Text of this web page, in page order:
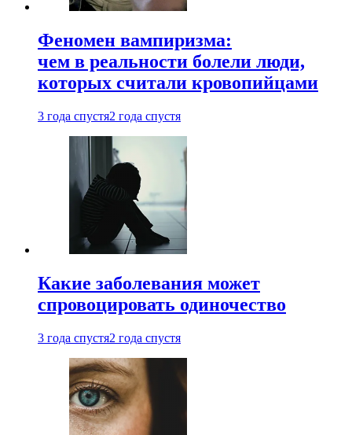
Феномен вампиризма:
чем в реальности болели люди,
которых считали кровопийцами
3 года спустя2 года спустя
Какие заболевания может
спровоцировать одиночество
3 года спустя2 года спустя